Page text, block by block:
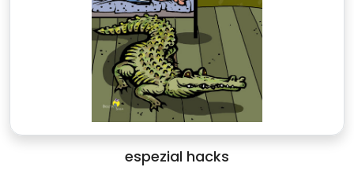
espezial hacks